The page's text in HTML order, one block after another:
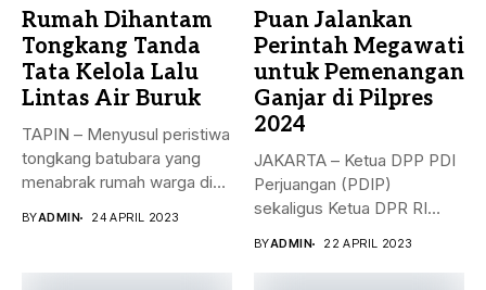
Rumah Dihantam
Tongkang Tanda
Tata Kelola Lalu
Lintas Air Buruk
TAPIN – Menyusul peristiwa
tongkang batubara yang
menabrak rumah warga di
BYADMIN 24 APRIL 2023
Puan Jalankan
Perintah Megawati
untuk Pemenangan
Ganjar di Pilpres
2024
JAKARTA – Ketua DPP PDI
Perjuangan (PDIP)
sekaligus Ketua DPR RI
BYADMIN 22 APRIL 2023